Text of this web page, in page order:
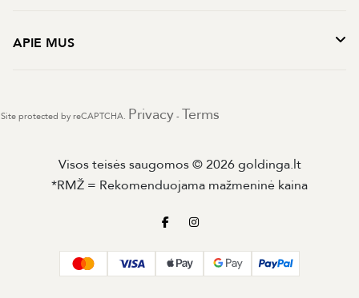
APIE MUS
Site protected by reCAPTCHA. Privacy - Terms
Visos teisės saugomos © 2026 goldinga.lt
*RMŽ = Rekomenduojama mažmeninė kaina